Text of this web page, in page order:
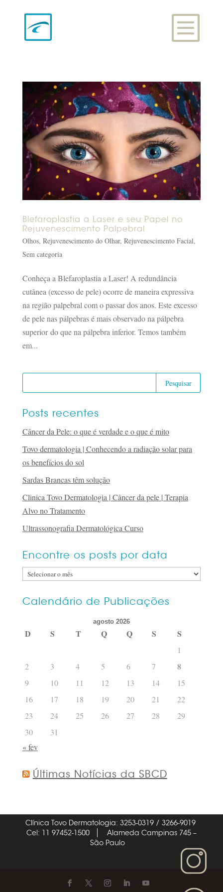
Blefaroplastia a Laser e seu Papel no
Rejuvenescimento Palpebral
Olhos, Rejuvenescimento do Olhar, Rejuvenescimento Facial,
Sem categoria
Conheça a Blefaroplastia a Laser! A redundância
cutânea (excesso de pele) ocorre de maneira expressiva
na região palpebral com o passar dos anos. Este excesso
de pele nas pálpebras é mais observado na pálpebra
superior do que na pálpebra inferior. Temos também
em...
Posts recentes
Câncer da Pele: o que é verdade e o que é mito
Tovo dermatologia | Conhecendo a radiação solar para
os benefícios do sol
Sardas Brancas têm solução
Clinica Tovo Dermatologia | Câncer da pele | Terapia
Alvo no Tratamento
Ultrassonografia Dermatológica Curso
Encontre os posts por data
Encontre
posts
Calendário de Publicações
agosto 2026
D S T Q Q S S
1
2
3 4 5 6 7 8
9 10 11 12 13 14
15
16
17 18 19 20 21
22
23
24 25 26 27 28
29
30
31
« fev
Últimas Notícias da SBCD
Clínica Tovo Dermatologia: 3253-0319 / 3266-9019
Cel: 11 97452-1500
Alameda Campinas 745 –
São Paulo